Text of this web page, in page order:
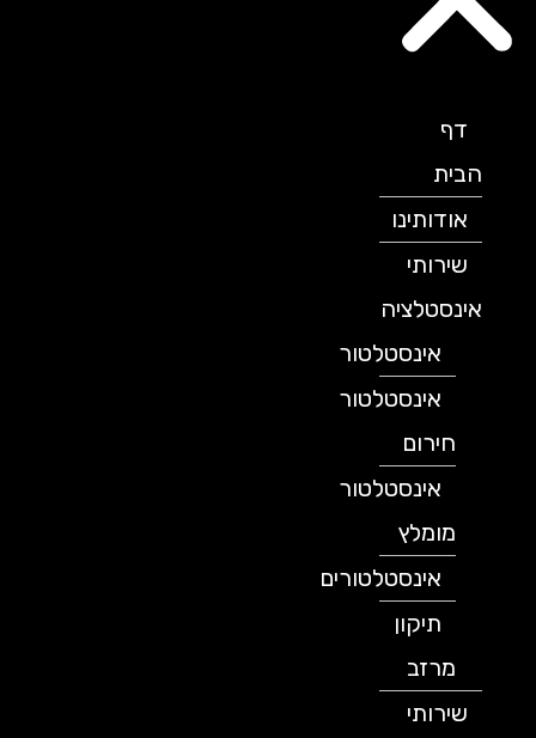
הבית
אודותינו
שירותי
אינסטלציה
אינסטלטור
אינסטלטור
חירום
אינסטלטור
מומלץ
אינסטלטורים
תיקון
מרזב
שירותי